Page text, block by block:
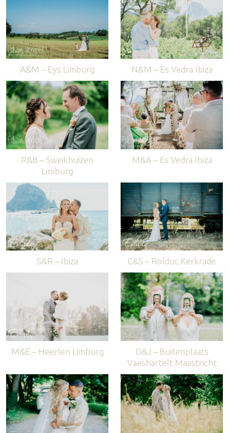
A&M – Eys Limburg N&M – Es Vedra Ibiza
R&B – Sweikhuizen
Limburg
M&A – Es Vedra Ibiza
S&R – Ibiza C&S – Rolduc Kerkrade
M&E – Heerlen Limburg
D&J – Buitenplaats
Vaeshartelt Maastricht